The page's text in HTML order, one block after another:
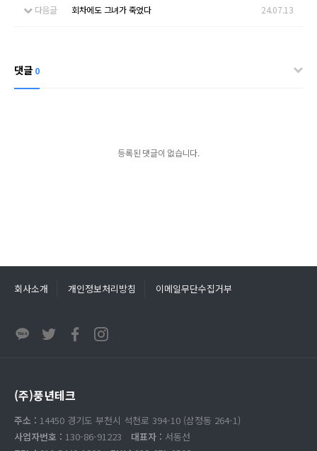
다음글 회차에도 그녀가 죽었다 24.07.13
댓글 0
등록된 댓글이 없습니다.
회사소개 개인정보처리방침 이메일무단수집거부
(주)풍년테크
주소 : 14450 경기도 부천시 석천로 394-10 (삼정동 264-1)
사업자번호 : 130-86-91223 대표자 : 서동선